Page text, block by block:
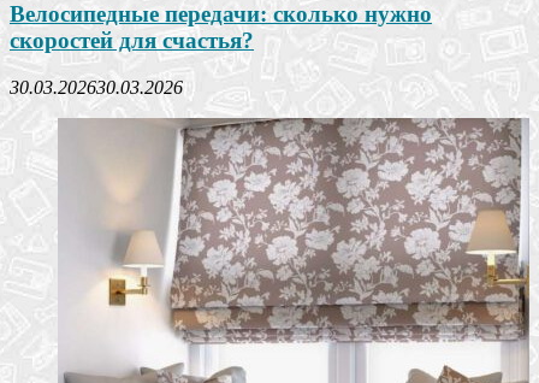
Велосипедные передачи: сколько нужно
скоростей для счастья?
30.03.202630.03.2026